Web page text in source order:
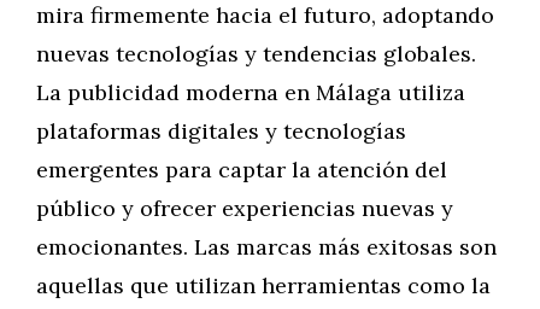
mira firmemente hacia el futuro, adoptando
nuevas tecnologías y tendencias globales.
La publicidad moderna en Málaga utiliza
plataformas digitales y tecnologías
emergentes para captar la atención del
público y ofrecer experiencias nuevas y
emocionantes. Las marcas más exitosas son
aquellas que utilizan herramientas como la